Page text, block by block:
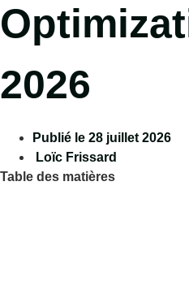
2026
Publié le 28 juillet 2026
Table des matières